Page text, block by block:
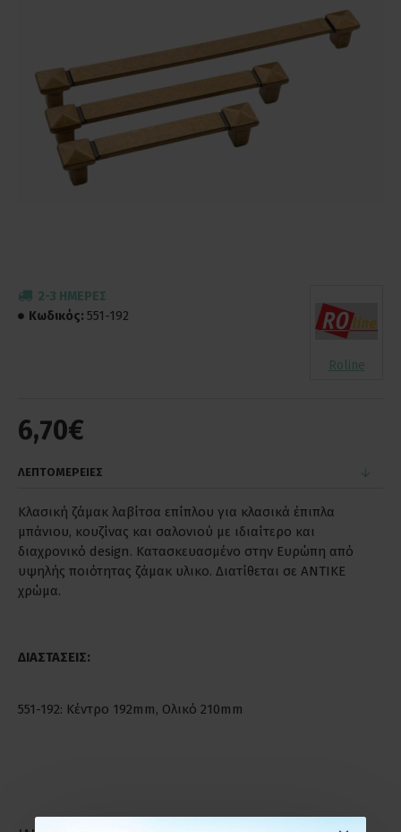
6,70€
2-3 ΗΜΈΡΕΣ
Κωδικός: 551-192
Roline
ΛΕΠΤΟΜΕΡΕΙΕΣ
Κλασική ζάμακ λαβίτσα επίπλου για κλασικά έπιπλα
μπάνιου, κουζίνας και σαλονιού με ιδιαίτερο και
διαχρονικό design. Κατασκευασμένο στην Ευρώπη από
υψηλής ποιότητας ζάμακ υλικο. Διατίθεται σε ΑΝΤΙΚΕ
χρώμα.
ΔΙΑΣΤΑΣΕΙΣ:
551-192: Κέντρο 192mm, Ολικό 210mm